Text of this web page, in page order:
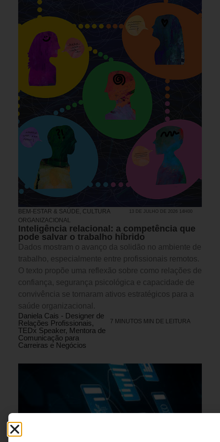
BEM-ESTAR & SAÚDE, CULTURA
ORGANIZACIONAL
13 DE JULHO DE 2026 14H00
Inteligência relacional: a competência que
pode salvar o trabalho híbrido
Dados mostram o avanço da solidão no ambiente de
trabalho, especialmente entre profissionais remotos.
O texto propõe uma reflexão sobre como relações de
confiança, segurança psicológica e capacidade de
convivência se tornaram ativos estratégicos para a
saúde organizacional.
Daniela Cais - Designer de
Relações Profissionais,
TEDx Speaker, Mentora de
Comunicação para
Carreiras e Negócios
7 MINUTOS MIN DE LEITURA